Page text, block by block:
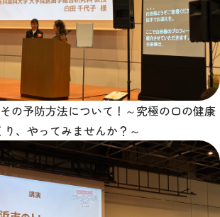
の予防方法について！～究極の口の健康
り、やってみませんか？～